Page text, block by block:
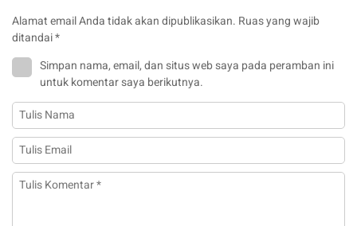
Alamat email Anda tidak akan dipublikasikan. Ruas yang wajib
ditandai*
Simpan nama, email, dan situs web saya pada peramban ini
untuk komentar saya berikutnya.